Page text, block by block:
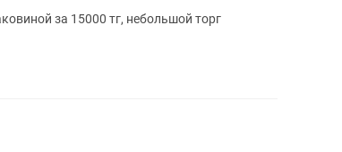
за 15000 тг, небольшой торг